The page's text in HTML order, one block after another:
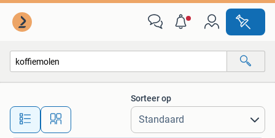
Alle afstanden…
Sorteer op